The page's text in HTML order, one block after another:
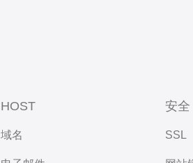
HOST
域名
安全
SSL